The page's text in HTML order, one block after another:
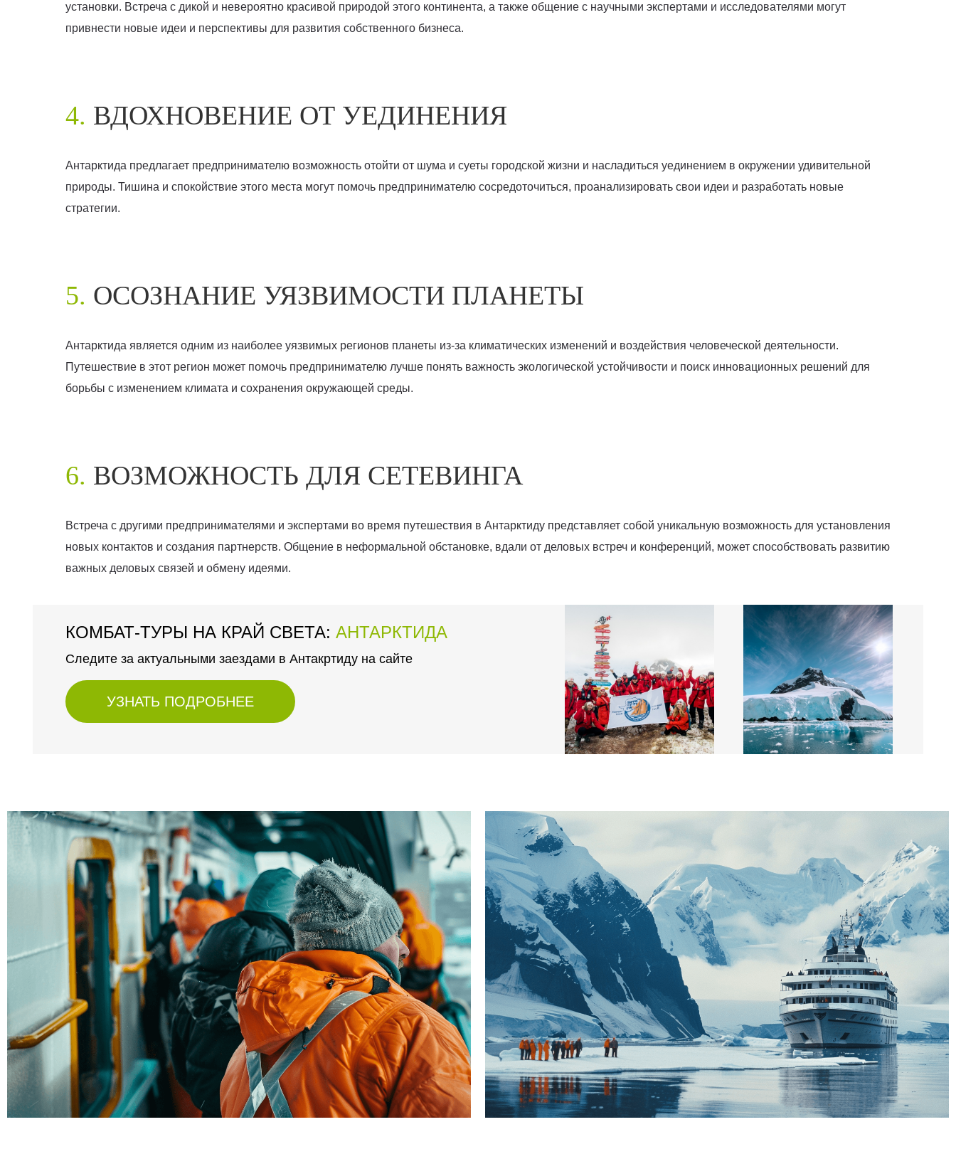
установки. Встреча с дикой и невероятно красивой природой этого континента, а также общение с научными экспертами и исследователями могут
привнести новые идеи и перспективы для развития собственного бизнеса.
4. ВДОХНОВЕНИЕ ОТ УЕДИНЕНИЯ
Антарктида предлагает предпринимателю возможность отойти от шума и суеты городской жизни и насладиться уединением в окружении удивительной
природы. Тишина и спокойствие этого места могут помочь предпринимателю сосредоточиться, проанализировать свои идеи и разработать новые
стратегии.
5. ОСОЗНАНИЕ УЯЗВИМОСТИ ПЛАНЕТЫ
Антарктида является одним из наиболее уязвимых регионов планеты из-за климатических изменений и воздействия человеческой деятельности.
Путешествие в этот регион может помочь предпринимателю лучше понять важность экологической устойчивости и поиск инновационных решений для
борьбы с изменением климата и сохранения окружающей среды.
6. ВОЗМОЖНОСТЬ ДЛЯ СЕТЕВИНГА
Встреча с другими предпринимателями и экспертами во время путешествия в Антарктиду представляет собой уникальную возможность для установления
новых контактов и создания партнерств. Общение в неформальной обстановке, вдали от деловых встреч и конференций, может способствовать развитию
важных деловых связей и обмену идеями.
УЗНАТЬ ПОДРОБНЕЕ
КОМБАТ-ТУРЫ НА КРАЙ СВЕТА: АНТАРКТИДА
Следите за актуальными заездами в Антакртиду на сайте